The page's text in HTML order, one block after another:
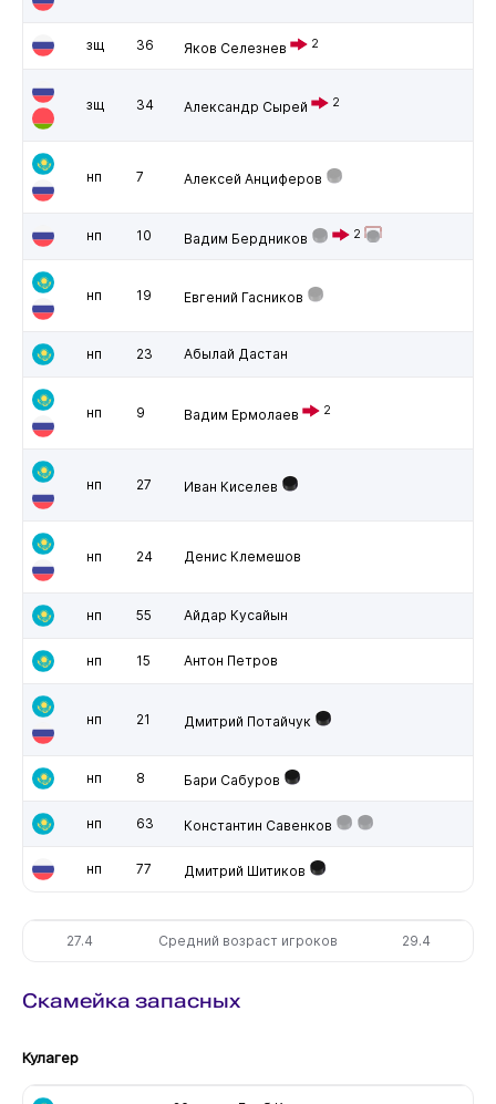
зщ 36 Яков Селезнев 2
зщ 34 Александр Сырей 2
нп 7 Алексей Анциферов
нп 10 Вадим Бердников 2
нп 19 Евгений Гасников
нп 23 Абылай Дастан
нп 9 Вадим Ермолаев 2
нп 27 Иван Киселев
нп 24 Денис Клемешов
нп 55 Айдар Кусайын
нп 15 Антон Петров
нп 21 Дмитрий Потайчук
нп 8 Бари Сабуров
нп 63 Константин Савенков
нп 77 Дмитрий Шитиков
27.4 Средний возраст игроков 29.4
Скамейка запасных
Кулагер